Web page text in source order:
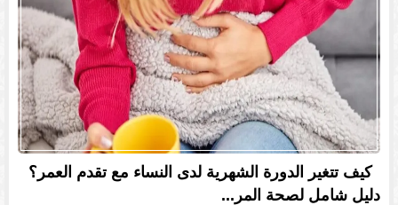
كيف تتغير الدورة الشهرية لدى النساء مع تقدم العمر؟
دليل شامل لصحة المر...